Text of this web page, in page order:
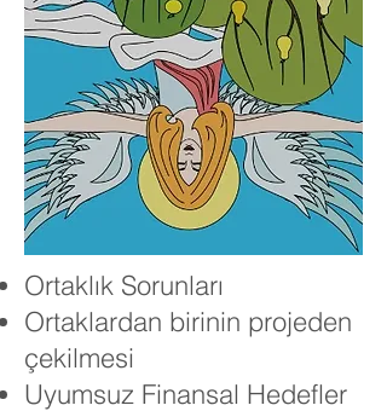
Ortaklık Sorunları
Ortaklardan birinin projeden
çekilmesi
Uyumsuz Finansal Hedefler